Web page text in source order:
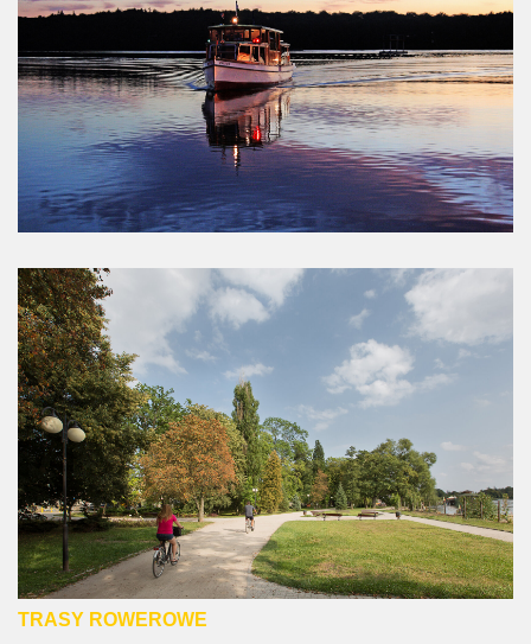
TRASY ROWEROWE